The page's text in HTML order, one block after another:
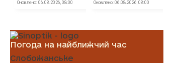
Погода на найближчий час
Слобожанське